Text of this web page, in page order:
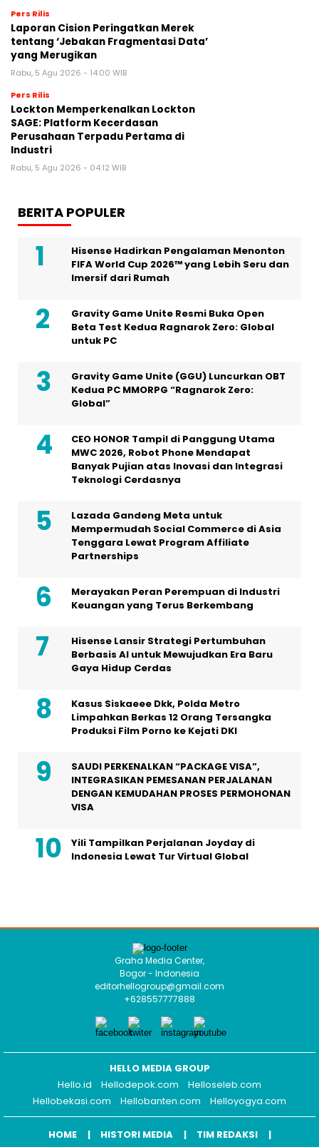
Pers Rilis
Laporan Cision Peringatkan Merek
tentang ‘Jebakan Fragmentasi Data’
yang Merugikan
Rabu, 5 Agu 2026 - 14:00 WIB
Pers Rilis
Lockton Memperkenalkan Lockton
SAGE: Platform Kecerdasan
Perusahaan Terpadu Pertama di
Industri
Rabu, 5 Agu 2026 - 04:12 WIB
BERITA POPULER
Hisense Hadirkan Pengalaman Menonton
FIFA World Cup 2026™ yang Lebih Seru dan
Imersif dari Rumah
Gravity Game Unite Resmi Buka Open
Beta Test Kedua Ragnarok Zero: Global
untuk PC
Gravity Game Unite (GGU) Luncurkan OBT
Kedua PC MMORPG “Ragnarok Zero:
Global”
CEO HONOR Tampil di Panggung Utama
MWC 2026, Robot Phone Mendapat
Banyak Pujian atas Inovasi dan Integrasi
Teknologi Cerdasnya
Lazada Gandeng Meta untuk
Mempermudah Social Commerce di Asia
Tenggara Lewat Program Affiliate
Partnerships
Merayakan Peran Perempuan di Industri
Keuangan yang Terus Berkembang
Hisense Lansir Strategi Pertumbuhan
Berbasis AI untuk Mewujudkan Era Baru
Gaya Hidup Cerdas
Kasus Siskaeee Dkk, Polda Metro
Limpahkan Berkas 12 Orang Tersangka
Produksi Film Porno ke Kejati DKI
SAUDI PERKENALKAN “PACKAGE VISA”,
INTEGRASIKAN PEMESANAN PERJALANAN
DENGAN KEMUDAHAN PROSES PERMOHONAN
VISA
Yili Tampilkan Perjalanan Joyday di
Indonesia Lewat Tur Virtual Global
Graha Media Center,
Bogor - Indonesia
editorhellogroup@gmail.com
+628557777888
HELLO MEDIA GROUP
Hello.id
Hellodepok.com
Helloseleb.com
Hellobekasi.com
Hellobanten.com Helloyogya.com
HOME HISTORI MEDIA
TIM REDAKSI